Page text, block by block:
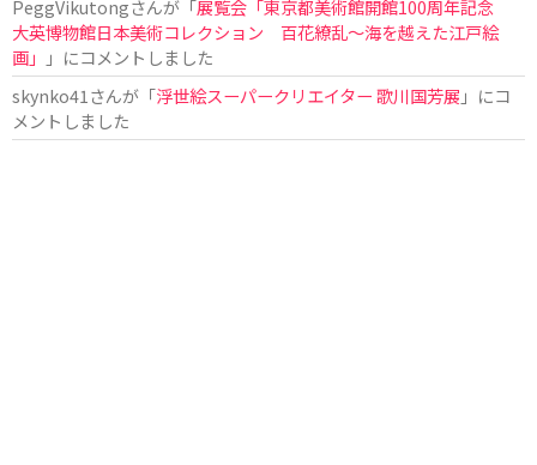
PeggVikutongさんが「展覧会「東京都美術館開館100周年記念
大英博物館日本美術コレクション 百花繚乱〜海を越えた江戸絵
画」
」にコメントしました
skynko41 さんが「浮世絵スーパークリエイター 歌川国芳展 」にコ
メントしました